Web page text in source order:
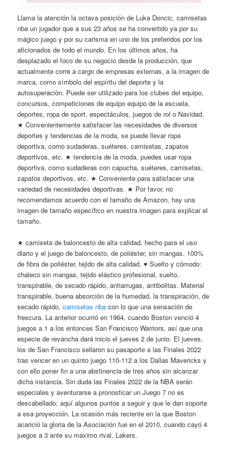
Llama la atención la octava posición de Luka Doncic, camisetas
nba un jugador que a sus 23 años se ha convertido ya por su
mágico juego y por su carisma en uno de los preferidos por los
aficionados de todo el mundo. En los últimos años, ha
desplazado el foco de su negocio desde la producción, que
actualmente corre a cargo de empresas externas, a la imagen de
marca, como símbolo del espíritu del deporte y la
autosuperación. Puede ser utilizado para los clubes del equipo,
concursos, competiciones de equipo equipo de la escuela,
deportes, ropa de sport, espectáculos, juegos de rol o Navidad.
★ Convenientemente satisfacer las necesidades de diversos
deportes y tendencias de la moda, se puede llevar ropa
deportiva, como sudaderas, suéteres, camisetas, zapatos
deportivos, etc. ★ tendencia de la moda, puedes usar ropa
deportiva, como sudaderas con capucha, suéteres, camisetas,
zapatos deportivos, etc. ★ Conveniente para satisfacer una
variedad de necesidades deportivas. ★ Por favor, no
recomendamos acuerdo con el tamaño de Amazon, hay una
imagen de tamaño específico en nuestra imagen para explicar el
tamaño.
★ camiseta de baloncesto de alta calidad, hecho para el uso
diario y el juego de baloncesto, de poliéster, sin mangas. 100%
de fibra de poliéster, tejido de alta calidad. ♥ Suelto y cómodo:
chaleco sin mangas, tejido elástico profesional, suelto,
transpirable, de secado rápido, antiarrugas, antibolitas. Material
transpirable, buena absorción de la humedad, la transpiración, de
secado rápido,camisetas nba con lo que una sensación de
frescura. La anterior ocurrió en 1964, cuando Boston venció 4
juegos a 1 a los entonces San Francisco Warriors, así que una
especie de revancha dará inicio el jueves 2 de junio. El jueves,
los de San Francisco sellaron su pasaporte a las Finales 2022
tras vencer en un quinto juego 110-112 a los Dallas Mavericks y
con ello poner fin a una abstinencia de tres años sin alcanzar
dicha instancia. Sin duda las Finales 2022 de la NBA serán
especiales y aventurarse a pronosticar un Juego 7 no es
descabellado; aquí algunos puntos a seguir y que le dan soporte
a esa proyección. La ocasión más reciente en la que Boston
acarició la gloria de la Asociación fue en el 2010, cuando cayó 4
juegos a 3 ante su máximo rival, Lakers.